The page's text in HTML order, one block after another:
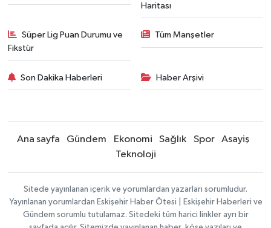
Haritası
Süper Lig Puan Durumu ve
Fikstür
Tüm Manşetler
Son Dakika Haberleri Haber Arşivi
Ana sayfa Gündem Ekonomi Sağlık Spor
Asayiş
Teknoloji
Sitede yayınlanan içerik ve yorumlardan yazarları sorumludur.
Yayınlanan yorumlardan Eskişehir Haber Ötesi | Eskişehir Haberleri ve
Gündem sorumlu tutulamaz. Sitedeki tüm harici linkler ayrı bir